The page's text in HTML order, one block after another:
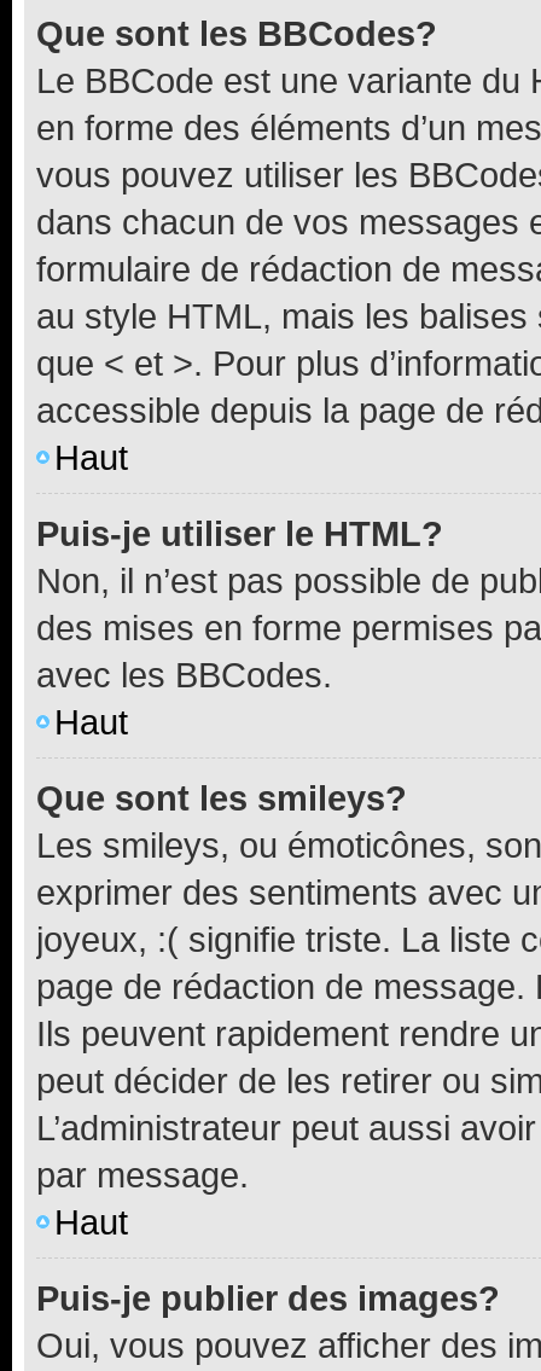
Que sont les BBCodes?
Le BBCode est une variante du
en forme des éléments d’un
vous pouvez utiliser les
dans chacun de vos messages
formulaire de rédaction de
au style HTML, mais les
que < et >. Pour plus
accessible depuis la page de
Haut
Puis-je utiliser le HTML?
Non, il n’est pas possible de
des mises en forme permises
avec les BBCodes.
Haut
Que sont les smileys?
Les smileys, ou émoticônes,
exprimer des sentiments avec
joyeux, :( signifie triste. La liste
page de rédaction de
Ils peuvent rapidement rendre
peut décider de les retirer ou
L’administrateur peut aussi
par message.
Haut
Puis-je publier des images?
Oui, vous pouvez afficher des